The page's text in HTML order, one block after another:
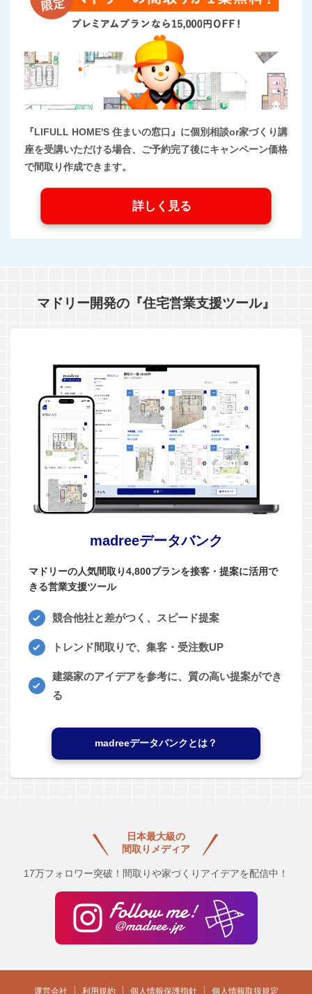
『LIFULL HOME'S 住まいの窓口』に個別相談or家づくり講
座を受講いただける場合、ご予約完了後にキャンペーン価格
で間取り作成できます。
詳しく見る
マドリー開発の『住宅営業支援ツール』
madreeデータバンク
マドリーの人気間取り4,800プランを接客・提案に活用で
きる営業支援ツール
競合他社と差がつく、スピード提案
トレンド間取りで、集客・受注数UP
建築家のアイデアを参考に、質の高い提案ができ
る
madreeデータバンクとは？
日本最大級の
間取りメディア
17万フォロワー突破！間取りや家づくりアイデアを配信中！
運営会社 利用規約 個人情報保護指針 個人情報取扱規定